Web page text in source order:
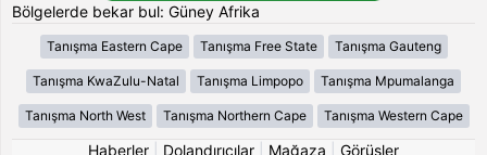
Bölgelerde bekar bul: Güney Afrika
Tanışma Eastern Cape Tanışma Free State Tanışma Gauteng
Tanışma KwaZulu-Natal Tanışma Limpopo Tanışma Mpumalanga
Tanışma North West Tanışma Northern Cape Tanışma Western Cape
Haberler Dolandırıcılar Mağaza
Görüşler